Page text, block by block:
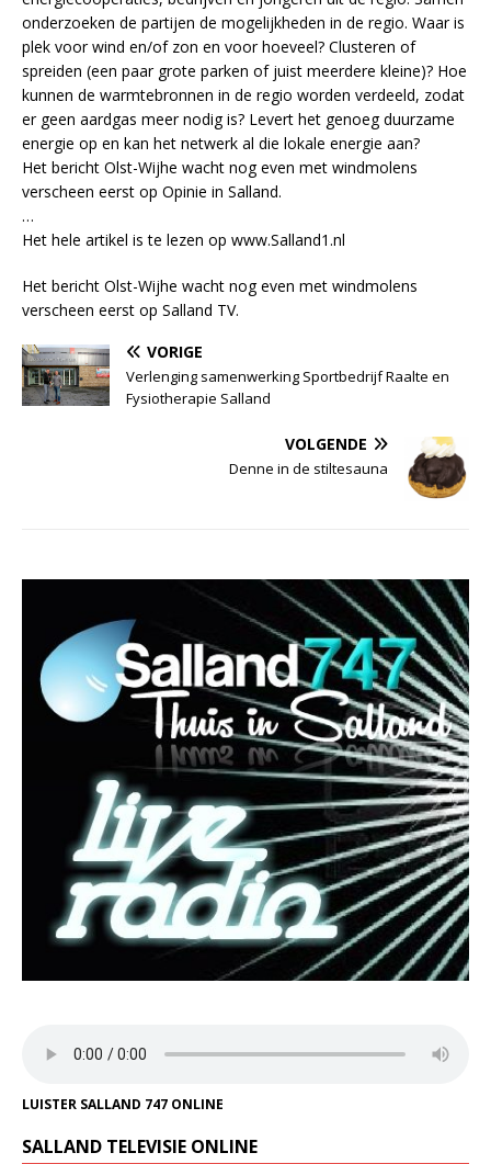
onderzoeken de partijen de mogelijkheden in de regio. Waar is
plek voor wind en/of zon en voor hoeveel? Clusteren of
spreiden (een paar grote parken of juist meerdere kleine)? Hoe
kunnen de warmtebronnen in de regio worden verdeeld, zodat
er geen aardgas meer nodig is? Levert het genoeg duurzame
energie op en kan het netwerk al die lokale energie aan?
Het bericht Olst-Wijhe wacht nog even met windmolens
verscheen eerst op Opinie in Salland.
…
Het hele artikel is te lezen op www.Salland1.nl
Het bericht Olst-Wijhe wacht nog even met windmolens
verscheen eerst op Salland TV.
VORIGE
Verlenging samenwerking Sportbedrijf Raalte en
Fysiotherapie Salland
VOLGENDE
Denne in de stiltesauna
LUISTER SALLAND 747 ONLINE
SALLAND TELEVISIE ONLINE